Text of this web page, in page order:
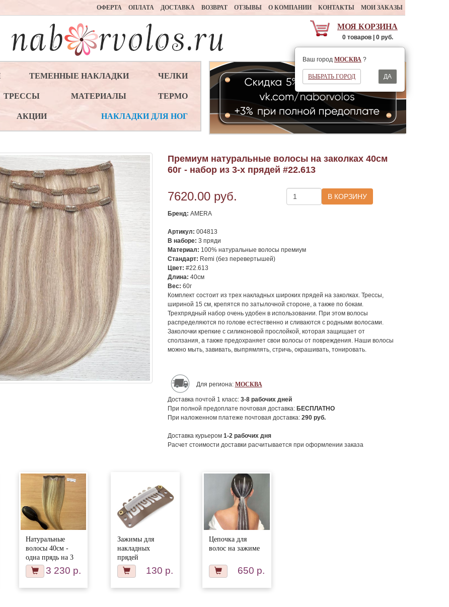
ОФЕРТА ОПЛАТА ДОСТАВКА ВОЗВРАТ ОТЗЫВЫ О КОМПАНИИ КОНТАКТЫ МОИ ЗАКАЗЫ
МОЯ КОРЗИНА
0 товаров | 0 руб.
Ваш город МОСКВА ?
ВЫБРАТЬ ГОРОД ДА
ТЕМЕННЫЕ НАКЛАДКИ ЧЕЛКИ
ТРЕССЫ МАТЕРИАЛЫ ТЕРМО
АКЦИИ НАКЛАДКИ ДЛЯ НОГ
Премиум натуральные волосы на заколках 40см
60г - набор из 3-х прядей #22.613
7620.00 руб.
Бренд: AMERA
Артикул: 004813
В наборе: 3 пряди
Материал: 100% натуральные волосы премиум
Стандарт: Remi (без перевертышей)
Цвет: #22.613
Длина: 40см
Вес: 60г
Комплект состоит из трех накладных широких прядей на заколках. Трессы,
шириной 15 см, крепятся по затылочной стороне, а также по бокам.
Трехпрядный набор очень удобен в использовании. При этом волосы
распределяются по голове естественно и сливаются с родными волосами.
Заколочки крепкие с силиконовой прослойкой, которая защищает от
сползания, а также предохраняет свои волосы от повреждения. Наши волосы
можно мыть, завивать, выпрямлять, стричь, окрашивать, тонировать.
Для региона: МОСКВА
Доставка почтой 1 класс: 3-8рабочих дней
При полной предоплате почтовая доставка: БЕСПЛАТНО
При наложенном платеже почтовая доставка: 290руб.
Доставка курьером 1-2рабочих дня
Расчет стоимости доставки расчитывается при оформлении заказа
Натуральные
волосы 40см -
одна прядь на 3
заколках
мелированный
3 230 р.
Зажимы для
накладных
прядей
130 р.
Цепочка для
волос на зажиме
650 р.